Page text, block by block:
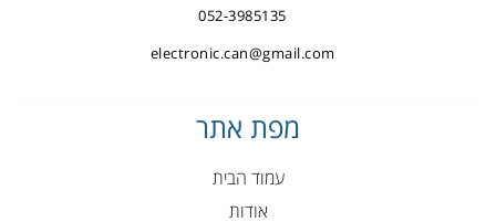
052-3985135
electronic.can@gmail.com
מפת אתר
עמוד הבית
אודות